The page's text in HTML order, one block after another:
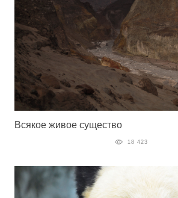
Всякое живое существо
18 423